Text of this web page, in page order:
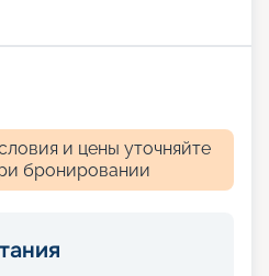
и цены уточняйте
бронировании